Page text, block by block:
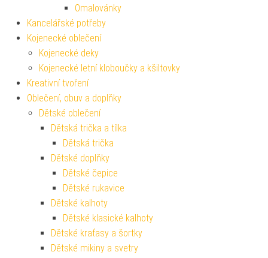
Omalovánky
Kancelářské potřeby
Kojenecké oblečení
Kojenecké deky
Kojenecké letní kloboučky a kšiltovky
Kreativní tvoření
Oblečení, obuv a doplňky
Dětské oblečení
Dětská trička a tílka
Dětská trička
Dětské doplňky
Dětské čepice
Dětské rukavice
Dětské kalhoty
Dětské klasické kalhoty
Dětské kraťasy a šortky
Dětské mikiny a svetry